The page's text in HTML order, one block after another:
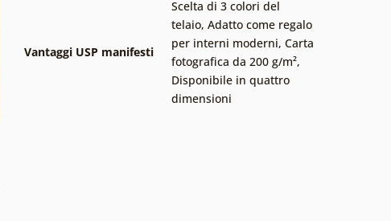
Vantaggi USP manifesti
Scelta di 3 colori del
telaio, Adatto come regalo
per interni moderni, Carta
fotografica da 200 g/m²,
Disponibile in quattro
dimensioni